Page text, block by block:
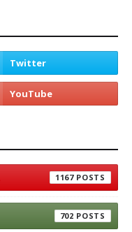
1167
702